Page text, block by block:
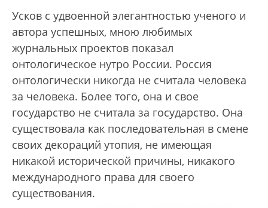
Усков с удвоенной элегантностью ученого и
автора успешных, мною любимых
журнальных проектов показал
онтологическое нутро России. Россия
онтологически никогда не считала человека
за человека. Более того, она и свое
государство не считала за государство. Она
существовала как последовательная в смене
своих декораций утопия, не имеющая
никакой исторической причины, никакого
международного права для своего
существования.